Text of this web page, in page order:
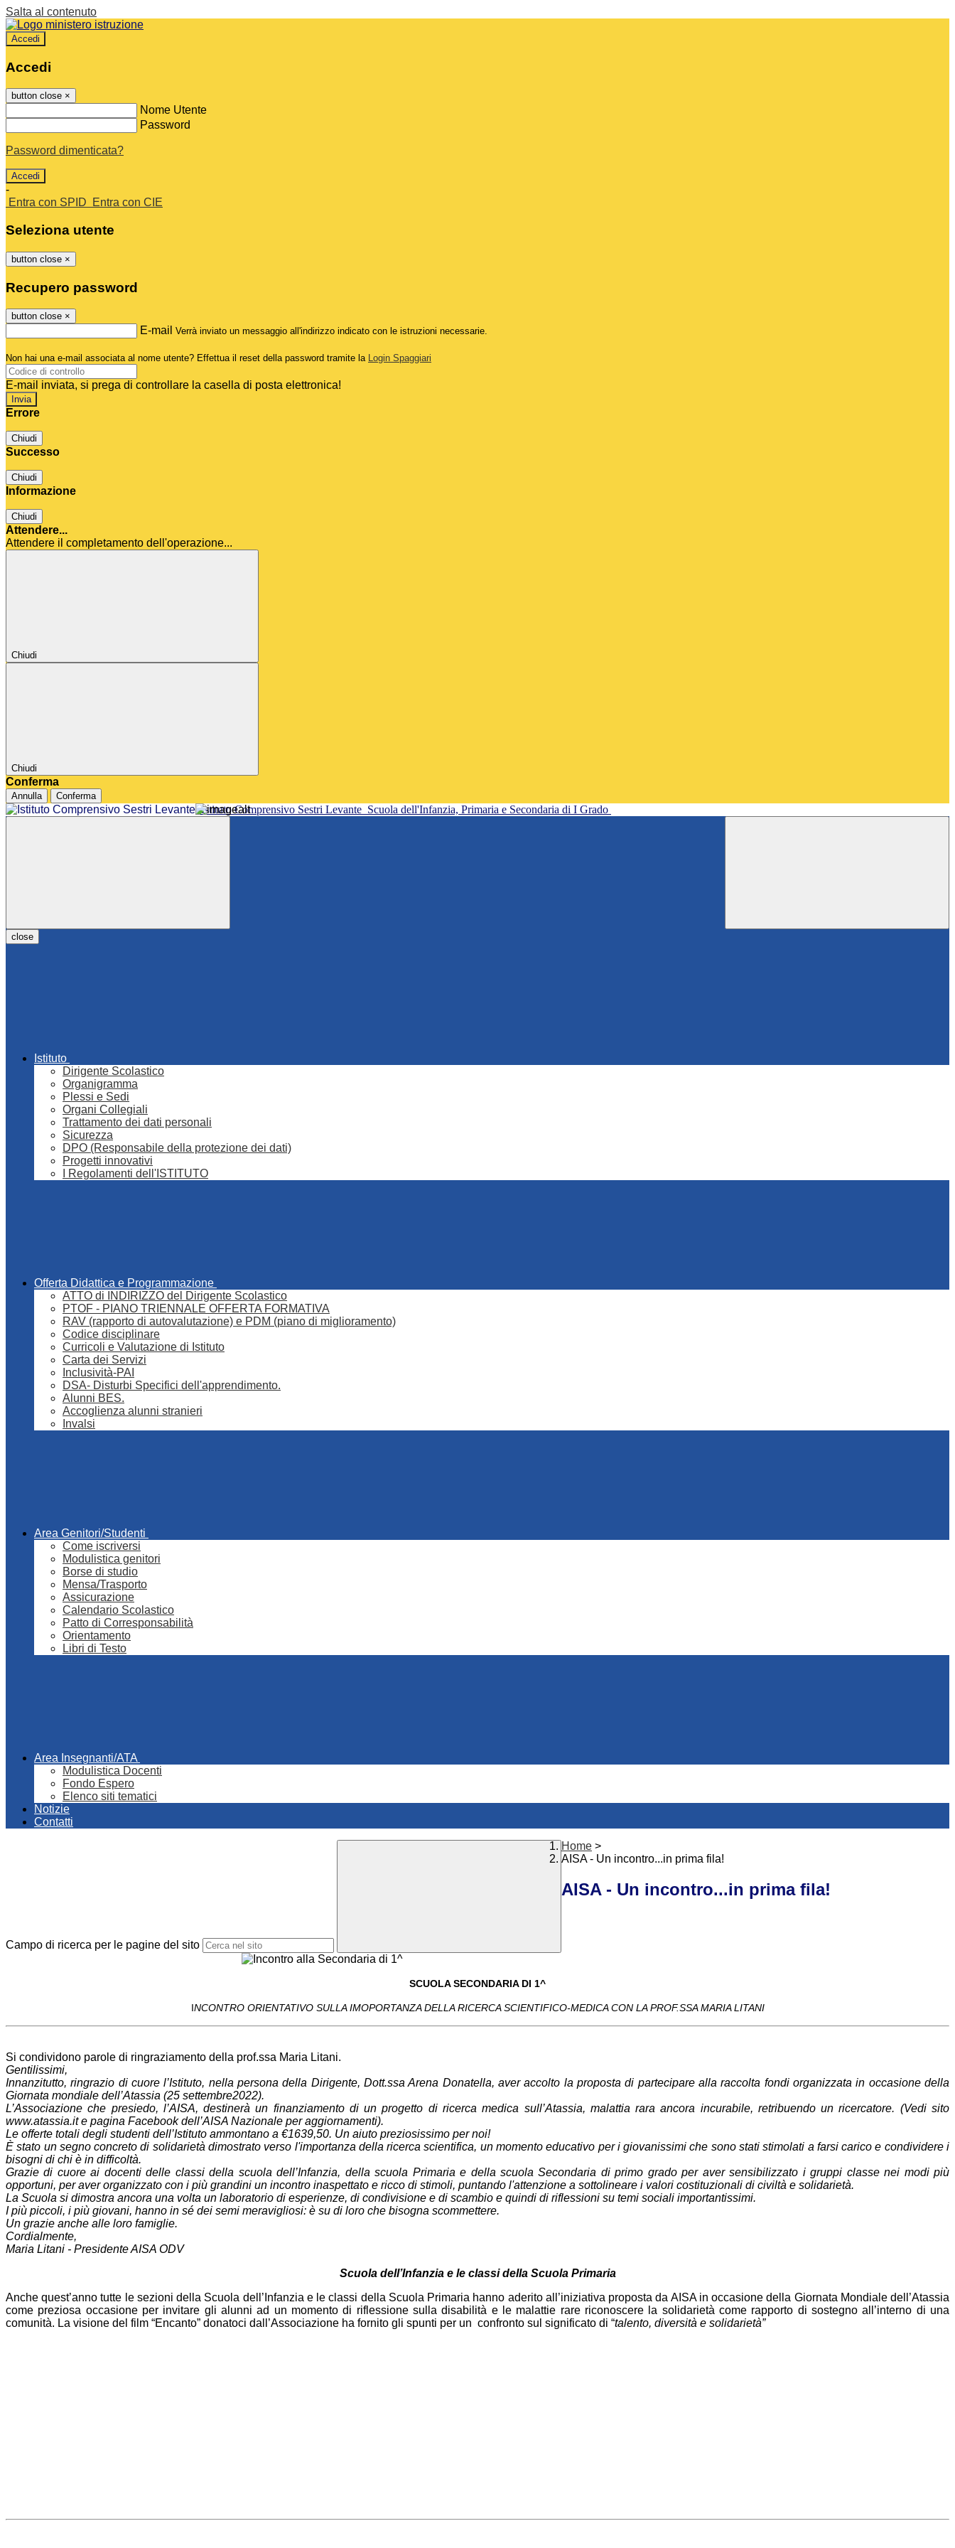
Salta al contenuto
Accedi
Accedi
button close ×
Nome Utente
Password
Password dimenticata?
-
Entra con SPID
Entra con CIE
Seleziona utente
button close ×
Recupero password
button close ×
E-mail Verrà inviato un messaggio all'indirizzo indicato con le istruzioni necessarie.
Non hai una e-mail associata al nome utente? Effettua il reset della password tramite la Login Spaggiari
E-mail inviata, si prega di controllare la casella di posta elettronica!
Errore
Chiudi
Successo
Chiudi
Informazione
Chiudi
Attendere...
Attendere il completamento dell'operazione...
Chiudi
Chiudi
Conferma
Annulla Conferma
Istituto Comprensivo Sestri Levante Scuola dell'Infanzia, Primaria e Secondaria di I Grado
close
Istituto
Dirigente Scolastico
Organigramma
Plessi e Sedi
Organi Collegiali
Trattamento dei dati personali
Sicurezza
DPO (Responsabile della protezione dei dati)
Progetti innovativi
I Regolamenti dell'ISTITUTO
Offerta Didattica e Programmazione
ATTO di INDIRIZZO del Dirigente Scolastico
PTOF - PIANO TRIENNALE OFFERTA FORMATIVA
RAV (rapporto di autovalutazione) e PDM (piano di miglioramento)
Codice disciplinare
Curricoli e Valutazione di Istituto
Carta dei Servizi
Inclusività-PAI
DSA- Disturbi Specifici dell'apprendimento.
Alunni BES.
Accoglienza alunni stranieri
Invalsi
Area Genitori/Studenti
Come iscriversi
Modulistica genitori
Borse di studio
Mensa/Trasporto
Assicurazione
Calendario Scolastico
Patto di Corresponsabilità
Orientamento
Libri di Testo
Area Insegnanti/ATA
Modulistica Docenti
Fondo Espero
Elenco siti tematici
Notizie
Contatti
Campo di ricerca per le pagine del sito
Home >
AISA - Un incontro...in prima fila!
AISA - Un incontro...in prima fila!
SCUOLA SECONDARIA DI 1^
INCONTRO ORIENTATIVO SULLA IMOPORTANZA DELLA RICERCA SCIENTIFICO-MEDICA CON LA PROF.SSA MARIA LITANI
Si condividono parole di ringraziamento della prof.ssa Maria Litani.
Gentilissimi,
Innanzitutto, ringrazio di cuore l’Istituto, nella persona della Dirigente, Dott.ssa Arena Donatella, aver accolto la proposta di partecipare alla raccolta fondi organizzata in occasione della
Giornata mondiale dell’Atassia (25 settembre2022).
L’Associazione che presiedo, l’AISA, destinerà un finanziamento di un progetto di ricerca medica sull’Atassia, malattia rara ancora incurabile, retribuendo un ricercatore. (Vedi sito
www.atassia.it e pagina Facebook dell’AISA Nazionale per aggiornamenti).
Le offerte totali degli studenti dell’Istituto ammontano a €1639,50. Un aiuto preziosissimo per noi!
È stato un segno concreto di solidarietà dimostrato verso l'importanza della ricerca scientifica, un momento educativo per i giovanissimi che sono stati stimolati a farsi carico e condividere i
bisogni di chi è in difficoltà.
Grazie di cuore ai docenti delle classi della scuola dell’Infanzia, della scuola Primaria e della scuola Secondaria di primo grado per aver sensibilizzato i gruppi classe nei modi più
opportuni, per aver organizzato con i più grandini un incontro inaspettato e ricco di stimoli, puntando l'attenzione a sottolineare i valori costituzionali di civiltà e solidarietà.
La Scuola si dimostra ancora una volta un laboratorio di esperienze, di condivisione e di scambio e quindi di riflessioni su temi sociali importantissimi.
I più piccoli, i più giovani, hanno in sé dei semi meravigliosi: è su di loro che bisogna scommettere.
Un grazie anche alle loro famiglie.
Cordialmente,
Maria Litani - Presidente AISA ODV
Scuola dell’Infanzia e le classi della Scuola Primaria
Anche quest’anno tutte le sezioni della Scuola dell’Infanzia e le classi della Scuola Primaria hanno aderito all’iniziativa proposta da AISA in occasione della Giornata Mondiale dell’Atassia
come preziosa occasione per invitare gli alunni ad un momento di riflessione sulla disabilità e le malattie rare riconoscere la solidarietà come rapporto di sostegno all’interno di una
comunità. La visione del film “Encanto” donatoci dall’Associazione ha fornito gli spunti per un confronto sul significato di “talento, diversità e solidarietà”